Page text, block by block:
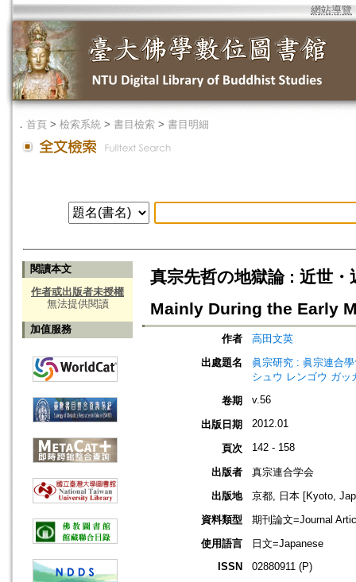
網站導覽
． 首頁 > 檢索系統 > 書目檢索 > 書目明細
閱讀本文
作者或出版者未授權
無法提供閱讀
加值服務
真宗先哲の地獄論 : 近世
Mainly During the Early
作者
高田文英
出處題名
眞宗研究 : 眞宗連合
シュウ レンゴウ ガッ
卷期
v.56
出版日期 2012.01
頁次 142 - 158
出版者
真宗連合学会
出版地
京都, 日本 [Kyoto,
資料類型
期刊論文=Journal
使用語言
日文=Japanese
ISSN
02880911 (P)